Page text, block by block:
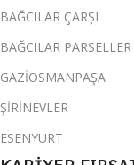
BAĞCILAR ÇARŞI
BAĞCILAR PARSELLER
GAZİOSMANPAŞA
ŞİRİNEVLER
ESENYURT